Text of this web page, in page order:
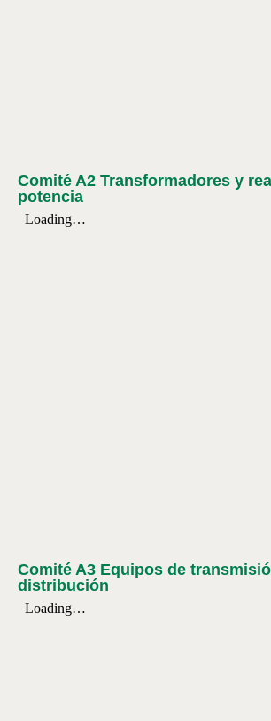
Comité A2 Transformadores y
potencia
Comité A3 Equipos de
distribución